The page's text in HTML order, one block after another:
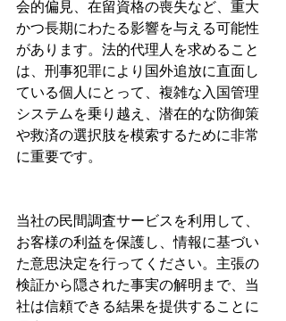
会的偏見、在留資格の喪失など、重大
かつ長期にわたる影響を与える可能性
があります。法的代理人を求めること
は、刑事犯罪により国外追放に直面し
ている個人にとって、複雑な入国管理
システムを乗り越え、潜在的な防御策
や救済の選択肢を模索するために非常
に重要です。
当社の民間調査サービスを利用して、
お客様の利益を保護し、情報に基づい
た意思決定を行ってください。主張の
検証から隠された事実の解明まで、当
社は信頼できる結果を提供することに